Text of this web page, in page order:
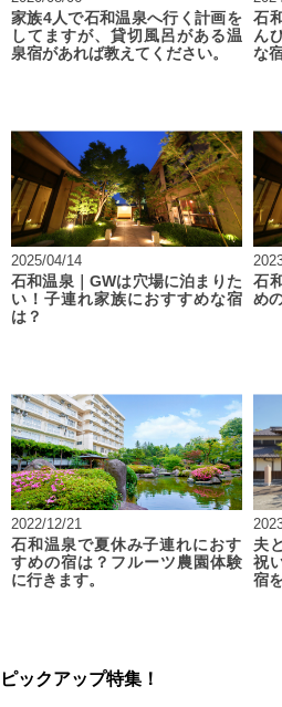
家族4人で石和温泉へ行く計画を
してますが、貸切風呂がある温
泉宿があれば教えてください。
石
ん
な
2025/04/14
石和温泉｜GWは穴場に泊まりた
い！子連れ家族におすすめな宿
は？
石
め
2022/12/21
石和温泉で夏休み子連れにおす
すめの宿は？フルーツ農園体験
に行きます。
夫
祝
宿
ピックアップ特集！